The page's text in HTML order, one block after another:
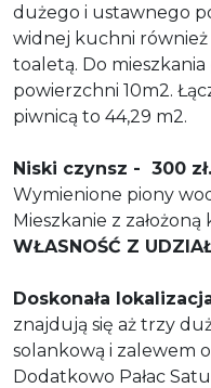
dużego i ustawnego
widnej kuchni również
toaletą. Do
powierzchni 10m2.
piwnicą to 44,29 m2.
Niski czynsz - 300 zł.
Wymienione piony
Mieszkanie z założoną
WŁASNOŚĆ Z
Doskonała
znajdują się aż trzy
solankową i zalewem
Dodatkowo Pałac